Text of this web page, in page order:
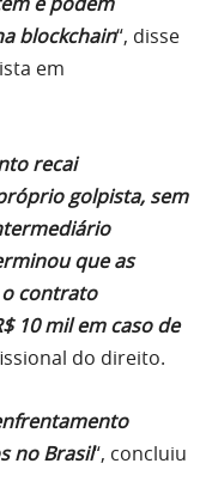
blockchain“, disse
em
recai
golpista, sem
que as
contrato
10 mil em caso de
do direito.
no Brasil“, concluiu